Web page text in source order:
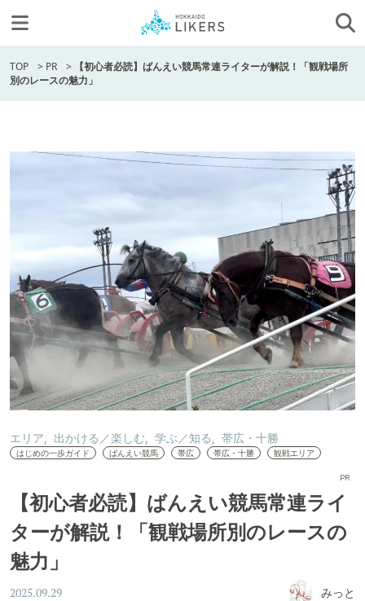
TOP > PR > 【初心者必読】ばんえい競馬常連ライターが解説！「観戦場所
別のレースの魅力」
エリア 出かける／楽しむ 学ぶ／知る 帯広・十勝
はじめの一歩ガイド ばんえい競馬 帯広 帯広・十勝 観戦エリア
PR
【初心者必読】ばんえい競馬常連ライ
ターが解説！「観戦場所別のレースの
魅力」
2025.09.29 みっと